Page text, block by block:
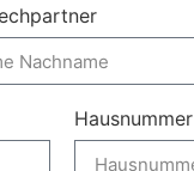
Hausnummer